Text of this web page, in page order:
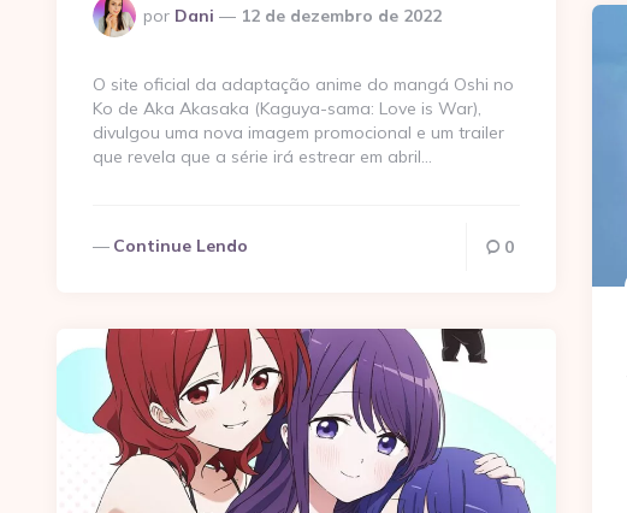
Postado
por
por Dani 12 de dezembro de 2022
O site oficial da adaptação anime do mangá Oshi no
Ko de Aka Akasaka (Kaguya-sama: Love is War),
divulgou uma nova imagem promocional e um trailer
que revela que a série irá estrear em abril…
Continue Lendo 0